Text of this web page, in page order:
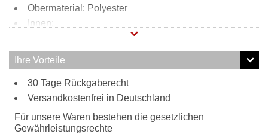
Obermaterial: Polyester
Innen:
Reißverschlussfach
Tragweise:
Henkel
Besonderheiten:
Füße am Boden
Anhänger am Henkel
Ihre Vorteile
30 Tage Rückgaberecht
Versandkostenfrei in Deutschland
Für unsere Waren bestehen die gesetzlichen
Gewährleistungsrechte